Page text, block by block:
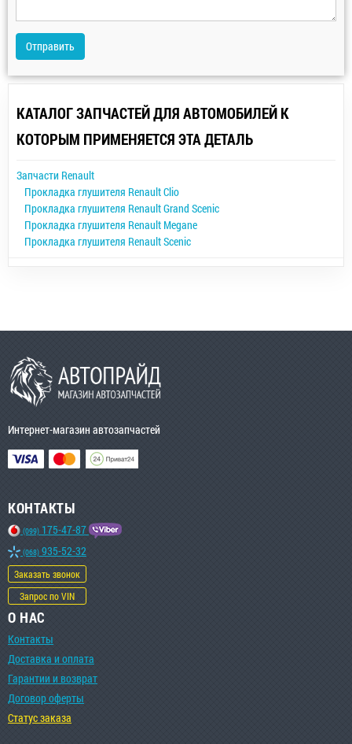
Отправить
КАТАЛОГ ЗАПЧАСТЕЙ ДЛЯ АВТОМОБИЛЕЙ К
КОТОРЫМ ПРИМЕНЯЕТСЯ ЭТА ДЕТАЛЬ
Запчасти Renault
Прокладка глушителя Renault Clio
Прокладка глушителя Renault Grand Scenic
Прокладка глушителя Renault Megane
Прокладка глушителя Renault Scenic
Интернет-магазин автозапчастей
КОНТАКТЫ
(099) 175-47-87
(068) 935-52-32
Заказать звонок
Запрос по VIN
О НАС
Контакты
Доставка и оплата
Гарантии и возврат
Договор оферты
Статус заказа